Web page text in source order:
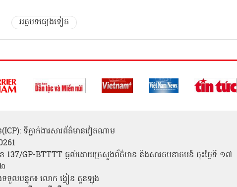
អត្ថបទផ្សេងទៀត
(ICP): ទីភ្នាក់ងារសារព័ត៌មានវៀតណាម
137/GP-BTTTT ផ្តល់ដោយក្រសួងព័ត៌មាន និងសារគមនាគមន៍ ចុះថ្ងៃទី ១៧
ទទួលបន្ទុក៖ លោក ង្វៀន តួនឡុង